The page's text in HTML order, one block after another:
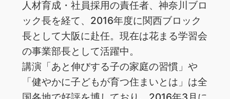
人材育成・社員採用の責任者、神奈川ブロ
ック長を経て、2016年度に関西ブロック
長として大阪に赴任。現在は花まる学習会
の事業部長として活躍中。
講演「あと伸びする子の家庭の習慣」や
「健やかに子どもが育つ住まいとは」は全